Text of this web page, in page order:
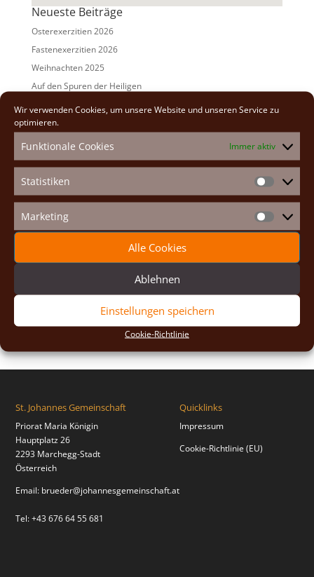
Wir verwenden Cookies, um unsere Website und unseren Service zu
optimieren.
Funktionale Cookies Immer aktiv
Statistiken
Marketing Marketing
Alle Cookies
Ablehnen
Einstellungen speichern
Cookie-Richtlinie
Neueste Beiträge
Osterexerzitien 2026
Fastenexerzitien 2026
Weihnachten 2025
Auf den Spuren der Heiligen
Adventexerzitien 2025
2026(2)
2025(7)
2024(5)
2023(13)
2022(9)
2020(2)
St. Johannes Gemeinschaft
Priorat Maria Königin
Hauptplatz 26
2293 Marchegg-Stadt
Österreich
Email: brueder@johannesgemeinschaft.at
Tel: +43 676 64 55 681
Quicklinks
Impressum
Cookie-Richtlinie (EU)